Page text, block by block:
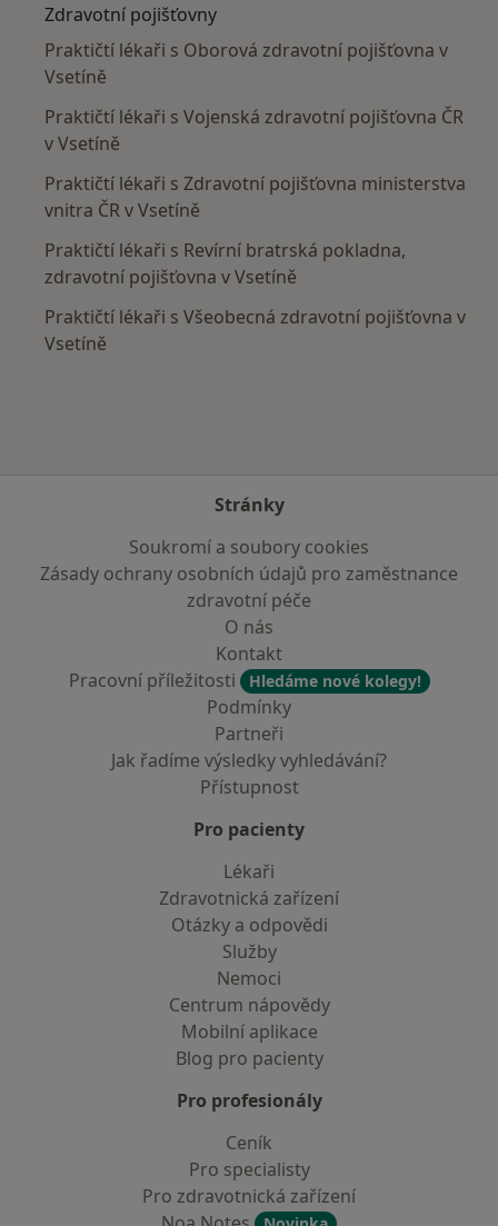
Zdravotní pojišťovny
Praktičtí lékaři s Oborová zdravotní pojišťovna v
Vsetíně
Praktičtí lékaři s Vojenská zdravotní pojišťovna ČR
v Vsetíně
Praktičtí lékaři s Zdravotní pojišťovna ministerstva
vnitra ČR v Vsetíně
Praktičtí lékaři s Revírní bratrská pokladna,
zdravotní pojišťovna v Vsetíně
Praktičtí lékaři s Všeobecná zdravotní pojišťovna v
Vsetíně
Stránky
Soukromí a soubory cookies
Zásady ochrany osobních údajů pro zaměstnance
zdravotní péče
O nás
Kontakt
Pracovní příležitosti
Hledáme nové kolegy!
Podmínky
Partneři
Jak řadíme výsledky vyhledávání?
Přístupnost
Pro pacienty
Lékaři
Zdravotnická zařízení
Otázky a odpovědi
Služby
Nemoci
Centrum nápovědy
Mobilní aplikace
Blog pro pacienty
Pro profesionály
Ceník
Pro specialisty
Pro zdravotnická zařízení